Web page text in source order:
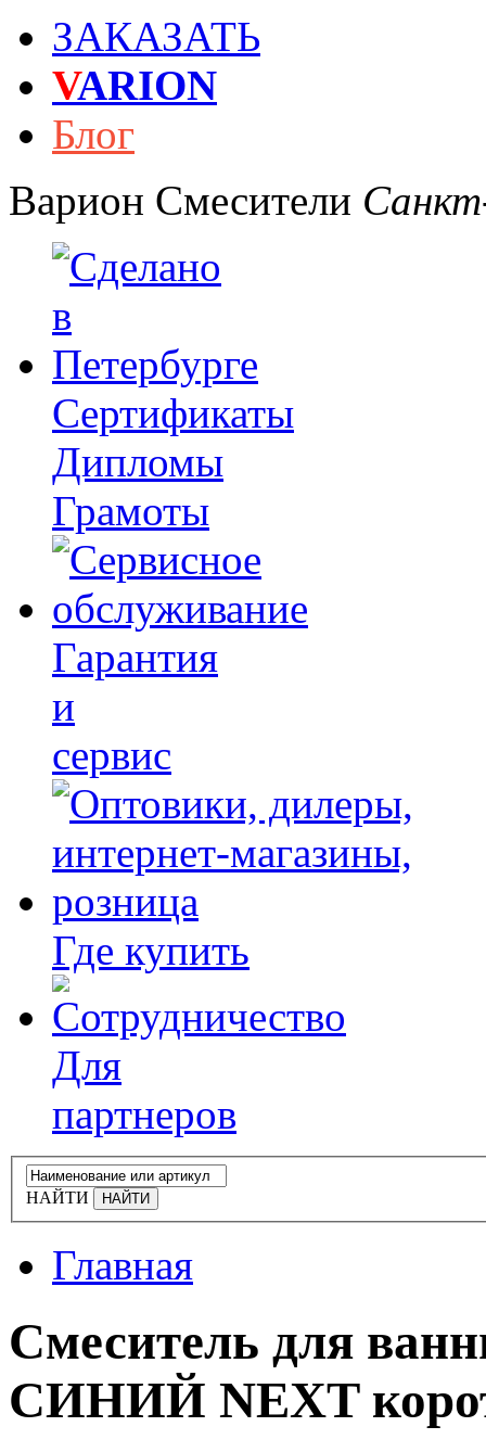
ЗАКАЗАТЬ
VARION
Блог
Варион Смесители
Сертификаты
Дипломы
Грамоты
Гарантия
и
сервис
Где купить
Для
партнеров
НАЙТИ
Главная
Смеситель для
СИНИЙ NEXT